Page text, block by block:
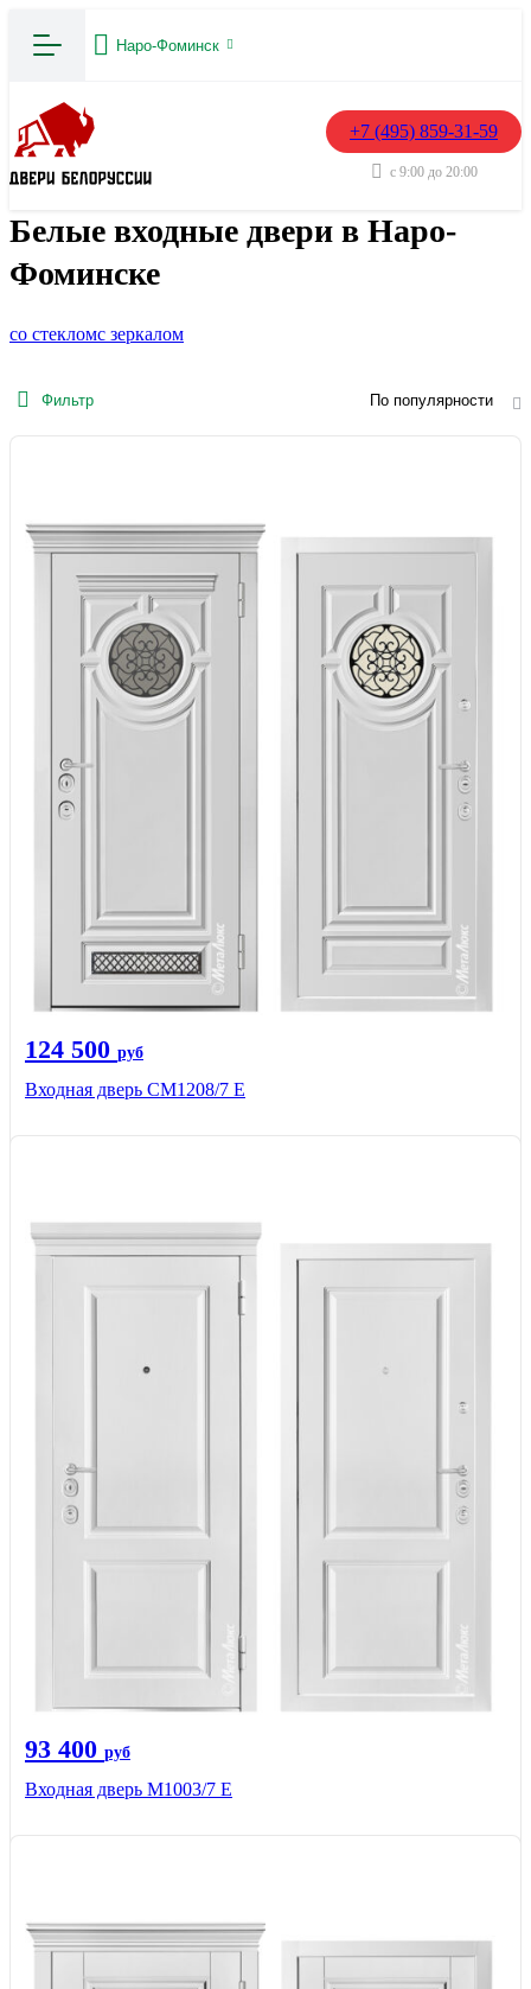
Наро-Фоминск
+7 (495) 859-31-59
с 9:00 до 20:00
Белые входные двери в Наро-
Фоминске
со стекломс зеркалом
Фильтр По популярности
124 500 руб
Входная дверь СМ1208/7 E
93 400 руб
Входная дверь М1003/7 E